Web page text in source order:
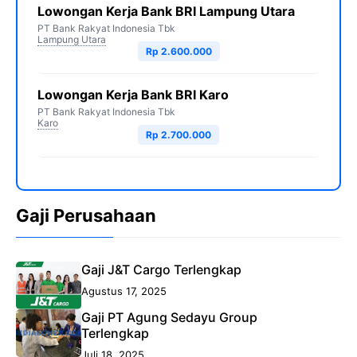
Lowongan Kerja Bank BRI Lampung Utara
PT Bank Rakyat Indonesia Tbk
Lampung Utara
Rp 2.600.000
Lowongan Kerja Bank BRI Karo
PT Bank Rakyat Indonesia Tbk
Karo
Rp 2.700.000
Gaji Perusahaan
Gaji J&T Cargo Terlengkap
Agustus 17, 2025
Gaji PT Agung Sedayu Group
Terlengkap